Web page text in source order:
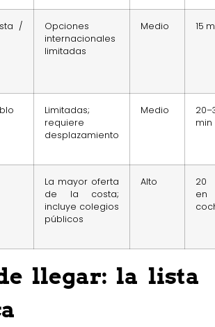
/
Opciones
internacionales
limitadas
Medio 15
Limitadas;
requiere
desplazamiento
Medio
min
La mayor oferta
de la costa;
incluye colegios
públicos
Alto
20
en
llegar: la lista